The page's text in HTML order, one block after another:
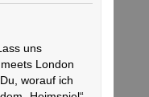
uns
London
worauf ich